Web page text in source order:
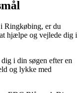
Ringkøbing, er du
hjælpe og vejlede dig i
i din søgen efter en
og lykke med